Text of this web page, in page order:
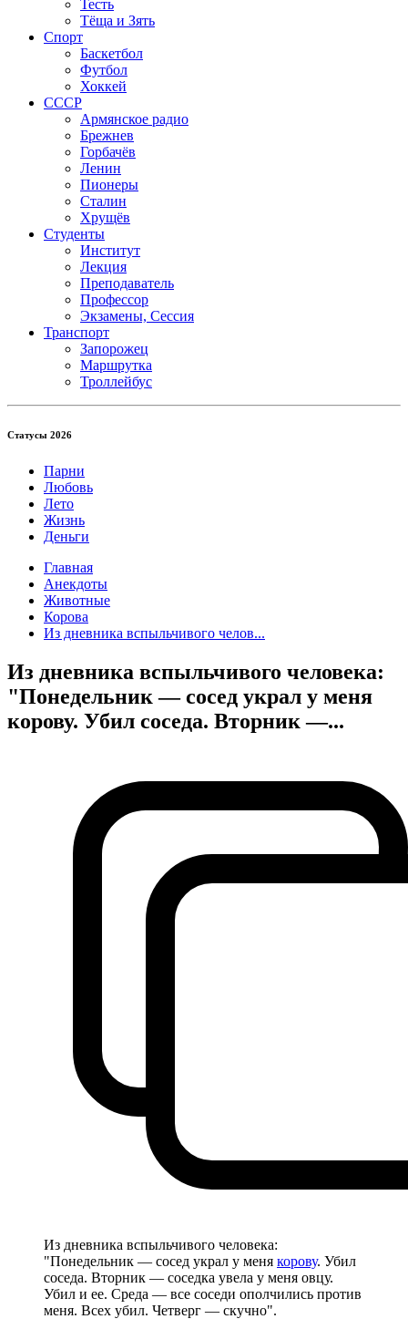
Тесть
Тёща и Зять
Спорт
Баскетбол
Футбол
Хоккей
СССР
Армянское радио
Брежнев
Горбачёв
Ленин
Пионеры
Сталин
Хрущёв
Студенты
Институт
Лекция
Преподаватель
Профессор
Экзамены, Сессия
Транспорт
Запорожец
Маршрутка
Троллейбус
Статуcы 2026
Парни
Любовь
Лето
Жизнь
Деньги
Главная
Анекдоты
Животные
Корова
Из дневника вспыльчивого челов...
Из дневника вспыльчивого человека:
"Понедельник — сосед украл у меня
корову. Убил соседа. Вторник —...
Из дневника вспыльчивого человека:
"Понедельник — сосед украл у меня корову. Убил
соседа. Вторник — соседка увела у меня овцу.
Убил и ее. Среда — все соседи ополчились против
меня. Всех убил. Четверг — скучно".